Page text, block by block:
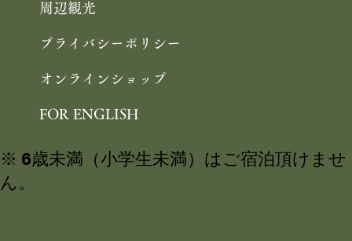
周辺観光
プライバシーポリシー
オンラインショップ
FOR ENGLISH
※ 6歳未満（小学生未満）はご宿泊頂けませ
ん。